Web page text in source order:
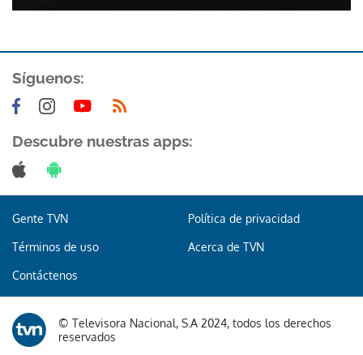
Síguenos:
Descubre nuestras apps:
Gente TVN Política de privacidad
Términos de uso Acerca de TVN
Contáctenos
© Televisora Nacional, S.A 2024, todos los derechos
reservados